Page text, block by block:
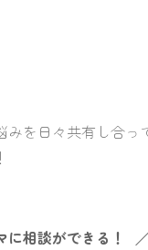
を日々共有し合っ
に相談ができる！